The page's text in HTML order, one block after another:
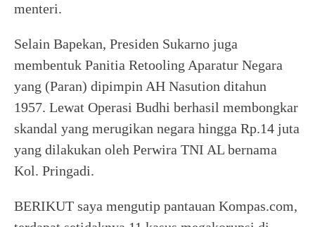
menteri.
Selain Bapekan, Presiden Sukarno juga
membentuk Panitia Retooling Aparatur Negara
yang (Paran) dipimpin AH Nasution ditahun
1957. Lewat Operasi Budhi berhasil membongkar
skandal yang merugikan negara hingga Rp.14 juta
yang dilakukan oleh Perwira TNI AL bernama
Kol. Pringadi.
BERIKUT saya mengutip pantauan Kompas.com,